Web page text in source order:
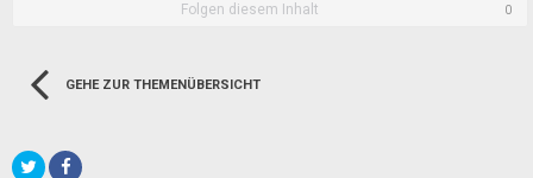
Folgen diesem Inhalt 0
GEHE ZUR THEMENÜBERSICHT